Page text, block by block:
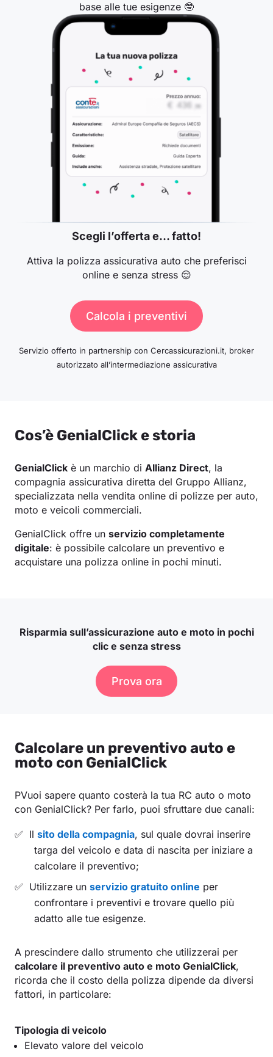
base alle tue esigenze 🤓
Scegli l’offerta e… fatto!
Attiva la polizza assicurativa auto che preferisci
online e senza stress 😌
Calcola i preventivi
Servizio offerto in partnership con Cercassicurazioni.it, broker
autorizzato all’intermediazione assicurativa
Cos’è GenialClick e storia
GenialClick è un marchio di Allianz Direct, la
compagnia assicurativa diretta del Gruppo Allianz,
specializzata nella vendita online di polizze per auto,
moto e veicoli commerciali.
GenialClick offre un servizio completamente
digitale: è possibile calcolare un preventivo e
acquistare una polizza online in pochi minuti.
Risparmia sull’assicurazione auto e moto in pochi
clic e senza stress
Prova ora
Calcolare un preventivo auto e
moto con GenialClick
PVuoi sapere quanto costerà la tua RC auto o moto
con GenialClick? Per farlo, puoi sfruttare due canali:
Il sito della compagnia, sul quale dovrai inserire
targa del veicolo e data di nascita per iniziare a
calcolare il preventivo;
Utilizzare un servizio gratuito online per
confrontare i preventivi e trovare quello più
adatto alle tue esigenze.
A prescindere dallo strumento che utilizzerai per
calcolare il preventivo auto e moto GenialClick,
ricorda che il costo della polizza dipende da diversi
fattori, in particolare:
Tipologia di veicolo
Elevato valore del veicolo